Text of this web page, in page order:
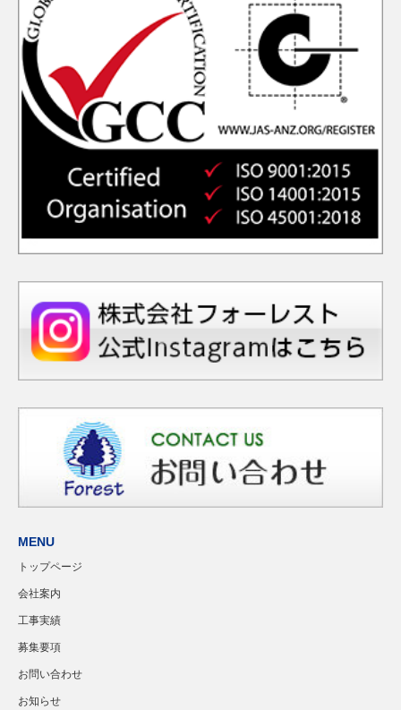
MENU
トップページ
会社案内
工事実績
募集要項
お問い合わせ
お知らせ